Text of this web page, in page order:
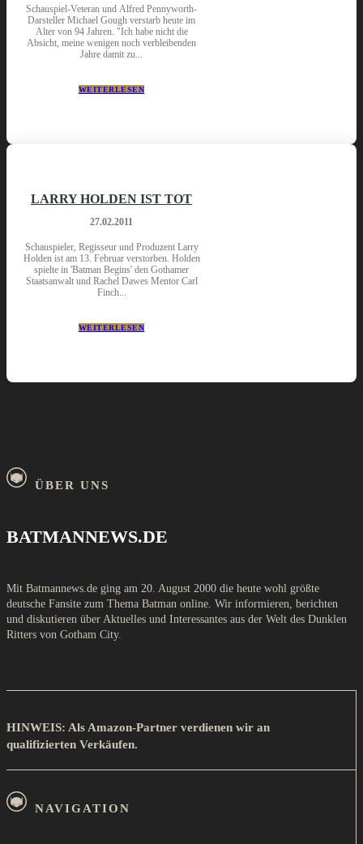
Schauspiel-Veteran und Alfred Pennyworth-
Darsteller Michael Gough verstarb heute im
Alter von 94 Jahren. "Ich habe nicht die
Absicht, meine wenigen noch verbleibenden
Jahre damit zu...
WEITERLESEN
LARRY HOLDEN IST TOT
27.02.2011
Schauspieler, Regisseur und Produzent Larry
Holden ist am 13. Februar verstorben. Holden
spielte in 'Batman Begins' den Gothamer
Staatsanwalt und Rachel Dawes Mentor Carl
Finch...
WEITERLESEN
ÜBER UNS
BATMANNEWS.DE
Mit Batmannews.de ging am 20. August 2000 die heute wohl größte
deutsche Fansite zum Thema Batman online. Wir informieren, berichten
und diskutieren über Aktuelles und Interessantes aus der Welt des Dunklen
Ritters von Gotham City.
HINWEIS: Als Amazon-Partner verdienen wir an
qualifizierten Verkäufen.
NAVIGATION